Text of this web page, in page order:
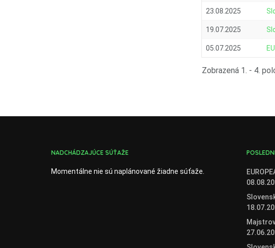
23.08.2025
19.07.2025
05.07.2025
Zobrazená 1. - 4.
NADCHÁDZAJÚCE SÚŤAŽE
Momentálne nie sú naplánované žiadne súťaže.